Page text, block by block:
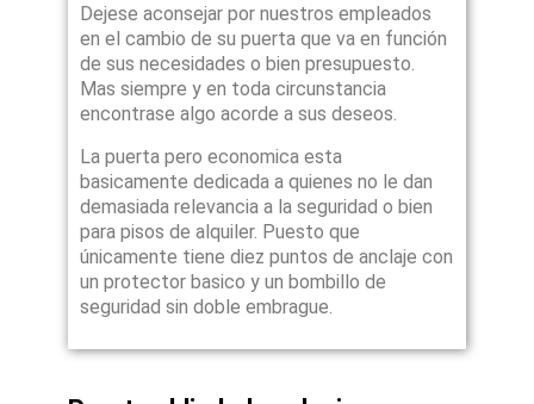
Dejese aconsejar por nuestros empleados
en el cambio de su puerta que va en función
de sus necesidades o bien presupuesto.
Mas siempre y en toda circunstancia
encontrase algo acorde a sus deseos.
La puerta pero economica esta
basicamente dedicada a quienes no le dan
demasiada relevancia a la seguridad o bien
para pisos de alquiler. Puesto que
únicamente tiene diez puntos de anclaje con
un protector basico y un bombillo de
seguridad sin doble embrague.